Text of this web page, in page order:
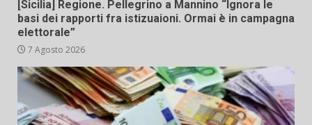
[Sicilia] Regione. Pellegrino a Mannino “Ignora le
basi dei rapporti fra istizuaioni. Ormai è in campagna
elettorale”
7 Agosto 2026